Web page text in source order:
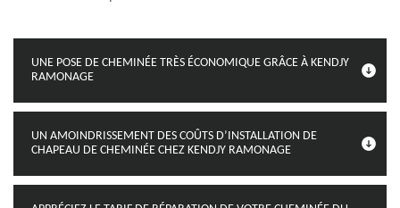
UNE POSE DE CHEMINÉE TRÈS ÉCONOMIQUE GRÂCE À KENDJY
RAMONAGE
UN AMOINDRISSEMENT DES COÛTS D’INSTALLATION DE
CHAPEAU DE CHEMINÉE CHEZ KENDJY RAMONAGE